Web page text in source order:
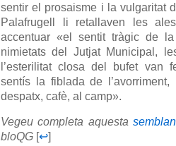
sentir el prosaisme i la vulgaritat
Palafrugell li retallaven les
accentuar «el sentit tràgic de
nimietats del Jutjat Municipal,
l’esterilitat closa del bufet van
sentís la fiblada de l’avorriment,
despatx, cafè, al camp».
Vegeu completa aquesta
bloQG [↩]